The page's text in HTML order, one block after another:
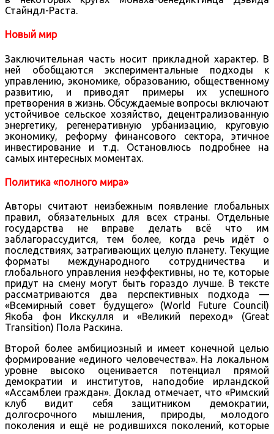
Стайндл-Раста.
Новый мир
Заключительная часть носит прикладной характер. В
ней обобщаются экспериментальные подходы к
управлению, экономике, образованию, общественному
развитию, и приводят примеры их успешного
претворения в жизнь. Обсуждаемые вопросы включают
устойчивое сельское хозяйство, децентрализованную
энергетику, регенеративную урбанизацию, круговую
экономику, реформу финансового сектора, этичное
инвестирование и т.д. Остановлюсь подробнее на
самых интересных моментах.
Политика «полного мира»
Авторы считают неизбежным появление глобальных
правил, обязательных для всех страны. Отдельные
государства не вправе делать всё что им
заблагорассудится, тем более, когда речь идёт о
последствиях, затрагивающих целую планету. Текущие
форматы международного сотрудничества и
глобального управления неэффективны, но те, которые
придут на смену могут быть гораздо лучше. В тексте
рассматриваются два перспективных подхода —
«Всемирный совет будущего» (World Future Council)
Якоба фон Икскулля и «Великий переход» (Great
Transition) Пола Раскина.
Второй более амбициозный и имеет конечной целью
формирование «единого человечества». На локальном
уровне высоко оценивается потенциал прямой
демократии и институтов, наподобие ирландской
«Ассамблеи граждан». Доклад отмечает, что «Римский
клуб видит себя защитником демократии,
долгосрочного мышления, природы, молодого
поколения и ещё не родившихся поколений, которые